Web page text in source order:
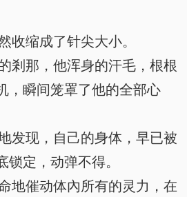
缩成了针尖大小。
剎那，他浑身的汗毛，根根
，瞬间笼罩了他的全部心
发现，自己的身体，早已被
锁定，动弹不得。
地催动体內所有的灵力，在